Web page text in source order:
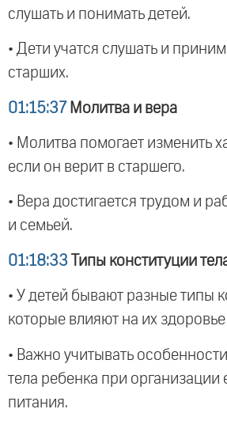
слушать и понимать детей.
• Дети учатся слушать и
старших.
01:15:37 Молитва и вера
• Молитва помогает изменить
если он верит в старшего.
• Вера достигается трудом и
и семьей.
01:18:33 Типы конституции
• У детей бывают разные типы
которые влияют на их
• Важно учитывать
тела ребенка при организации
питания.